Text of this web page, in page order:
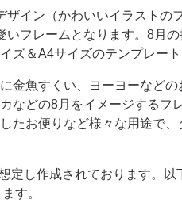
イン（かわいいイラストの
フレームとなります。8月
ズ＆A4サイズのテンプレート
金魚すくい、ヨーヨーなど
などの8月をイメージするフ
たお便りなど様々な用途で
定し作成されております。
す。